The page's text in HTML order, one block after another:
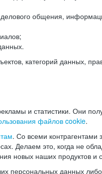
общения,
категорий данных,
и статистики. Они
файлов cookie.
. Со всеми
Делаем это, когда не
новых наших продуктов и
персональных данных